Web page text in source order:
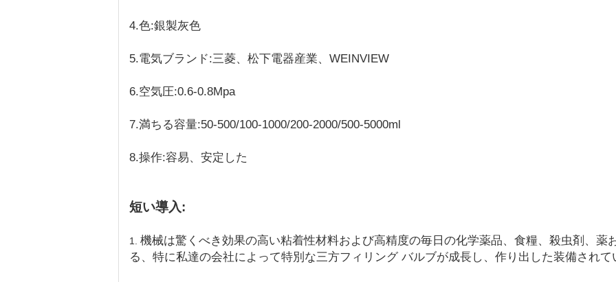
4.色:銀製灰色
5.電気ブランド:三菱、松下電器産業、WEINVIEW
6.空気圧:0.6-0.8Mpa
7.満ちる容量:50-500/100-1000/200-2000/500-5000ml
8.操作:容易、安定した
短い導入:
1. 機械は驚くべき効果の高い粘着性材料および高精度の毎日の化学薬品、食糧、殺虫剤、薬
る、特に私達の会社によって特別な三方フィリング バルブが成長し、作り出した装備されて